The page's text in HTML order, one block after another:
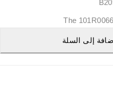
The
إلى السلة